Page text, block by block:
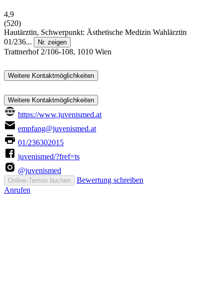
4,9
(520)
Hautärztin, Schwerpunkt: Ästhetische Medizin Wahlärztin
01/236...
Nr. zeigen
Trattnerhof 2/106-108, 1010 Wien
Weitere Kontaktmöglichkeiten
Weitere Kontaktmöglichkeiten
https://www.juvenismed.at
empfang@juvenismed.at
01/236302015
juvenismed/?fref=ts
@juvenismed
Online-Termin buchen
Bewertung schreiben
Anrufen